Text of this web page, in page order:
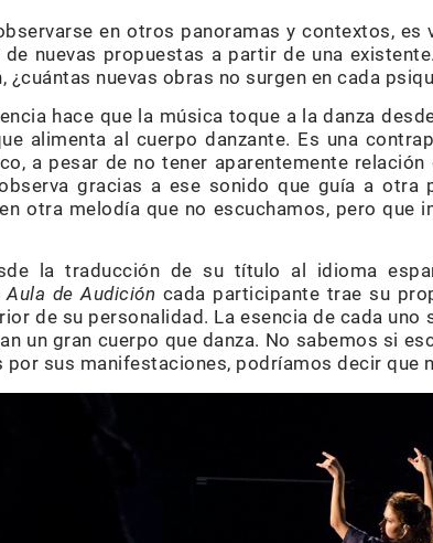
en otros panoramas y contextos,
nuevas propuestas a partir de una
¿cuántas nuevas obras no surgen en cada
hace que la música toque a la danza
alimenta al cuerpo danzante. Es una
a pesar de no tener aparentemente
gracias a ese sonido que guía a otra
otra melodía que no escuchamos, pero que
la traducción de su título al idioma
Aula de Audición cada participante trae su
de su personalidad. La esencia de cada uno
un gran cuerpo que danza. No sabemos si
por sus manifestaciones, podríamos decir que